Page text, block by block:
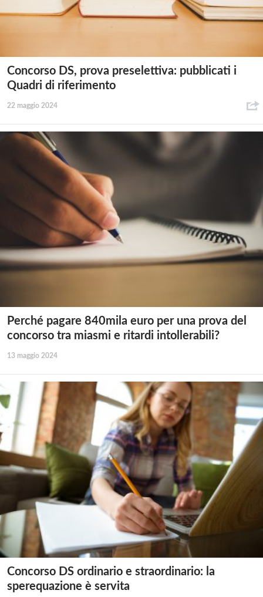
Concorso DS, prova preselettiva: pubblicati i
Quadri di riferimento
22 maggio 2024
Perché pagare 840mila euro per una prova del
concorso tra miasmi e ritardi intollerabili?
13 maggio 2024
Concorso DS ordinario e straordinario: la
sperequazione è servita